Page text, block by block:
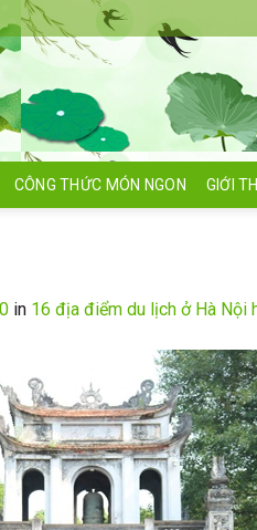
CÔNG THỨC MÓN NGON GIỚI
in 16 địa điểm du lịch ở Hà Nội